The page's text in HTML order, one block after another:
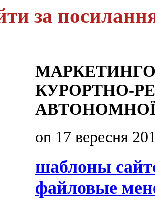
за
КУРОРТНО-
on 17 вересня
шаблоны
файловые